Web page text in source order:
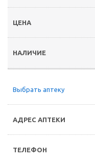
Выбрать аптеку